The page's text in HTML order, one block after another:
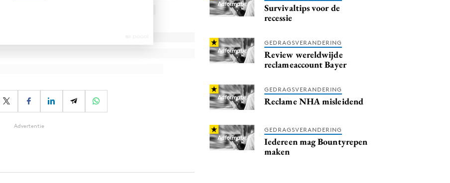
Advertentie
Survivaltips voor de
recessie
GEDRAGSVERANDERING
Review wereldwijde
reclameaccount Bayer
GEDRAGSVERANDERING
Reclame NHA misleidend
GEDRAGSVERANDERING
Iedereen mag Bountyrepen
maken